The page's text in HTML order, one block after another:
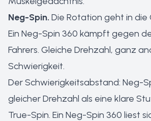
Neg-Spin. Die Rotation geht in die
Ein Neg-Spin 360 kämpft gegen
Fahrers. Gleiche Drehzahl, ganz
Schwierigkeit.
Der Schwierigkeitsabstand: Neg-
gleicher Drehzahl als eine klare
True-Spin. Ein Neg-Spin 360 liest